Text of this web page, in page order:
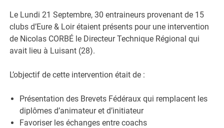
Le Lundi 21 Septembre, 30 entraineurs provenant de 15
clubs d’Eure & Loir étaient présents pour une intervention
de Nicolas CORBÉ le Directeur Technique Régional qui
avait lieu à Luisant (28).
L’objectif de cette intervention était de :
Présentation des Brevets Fédéraux qui remplacent les
diplômes d’animateur et d’initiateur
Favoriser les échanges entre coachs